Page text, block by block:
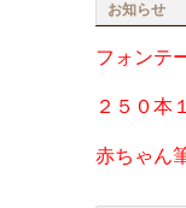
お知らせ
フォンテ
２５０本
赤ちゃん